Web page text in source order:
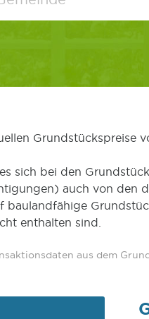
Grundstückspreise
sich bei den
auch von den
baulandfähige
enthalten sind.
aus dem